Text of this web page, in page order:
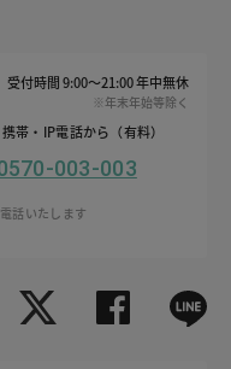
受付時間 9:00～21:00 年中無休
※年末年始等除く
携帯・IP電話から（有料）
003-003
話いたします